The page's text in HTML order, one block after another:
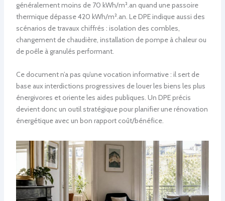
généralement moins de 70 kWh/m².an quand une passoire
thermique dépasse 420 kWh/m².an. Le DPE indique aussi des
scénarios de travaux chiffrés : isolation des combles,
changement de chaudière, installation de pompe à chaleur ou
de poêle à granulés performant.
Ce document n’a pas qu’une vocation informative : il sert de
base aux interdictions progressives de louer les biens les plus
énergivores et oriente les aides publiques. Un DPE précis
devient donc un outil stratégique pour planifier une rénovation
énergétique avec un bon rapport coût/bénéfice.